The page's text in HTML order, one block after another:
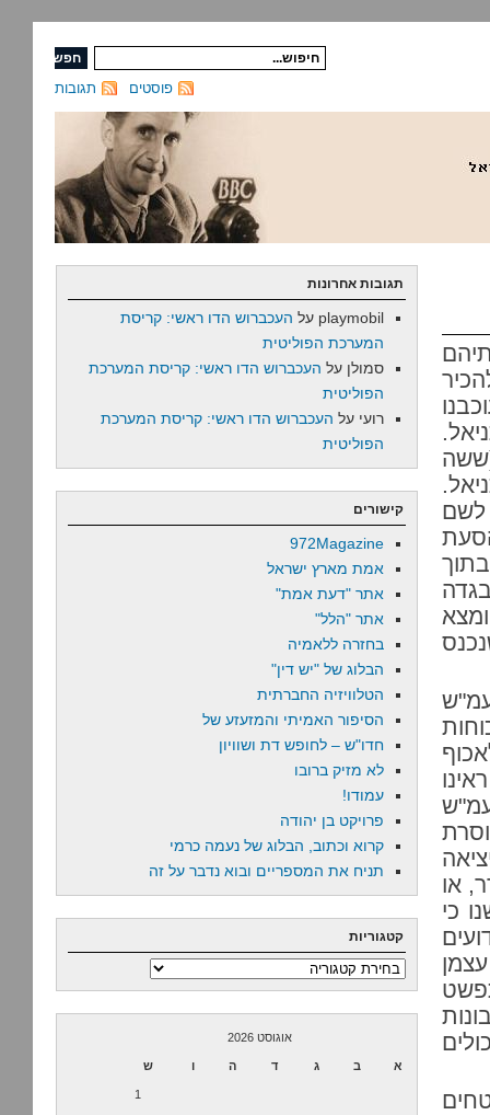
תגובות פוסטים
לשם
לתאר פלסטיני משטחי 67 שנכנס
או
כי
תגובות אחרונות
playmobil על העכברוש הדו ראשי: קריסת
המערכת הפוליטית
סמולן על העכברוש הדו ראשי: קריסת המערכת
הפוליטית
רועי על העכברוש הדו ראשי: קריסת המערכת
הפוליטית
קישורים
972Magazine
אמת מארץ ישראל
אתר "דעת אמת"
אתר "הלל"
בחזרה ללאמיה
הבלוג של "יש דין"
הטלוויזיה החברתית
הסיפור האמיתי והמזעזע של
חדו"ש – לחופש דת ושוויון
לא מזיק ברובו
עמודו!
פרויקט בן יהודה
קרוא וכתוב, הבלוג של נעמה כרמי
תניח את המספריים ובוא נדבר על זה
קטגוריות
קטגוריות
אוגוסט 2026
א ב ג ד ה ו ש
1